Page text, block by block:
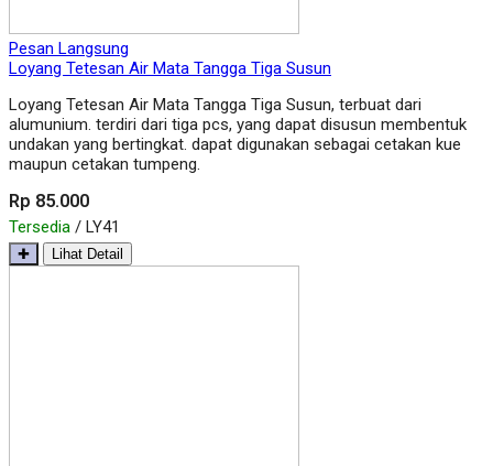
Pesan Langsung
Loyang Tetesan Air Mata Tangga Tiga Susun
Loyang Tetesan Air Mata Tangga Tiga Susun, terbuat dari
alumunium. terdiri dari tiga pcs, yang dapat disusun membentuk
undakan yang bertingkat. dapat digunakan sebagai cetakan kue
maupun cetakan tumpeng.
Rp 85.000
Tersedia / LY41
✚ Lihat Detail